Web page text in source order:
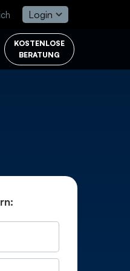
Login
KOSTENLOSE
BERATUNG